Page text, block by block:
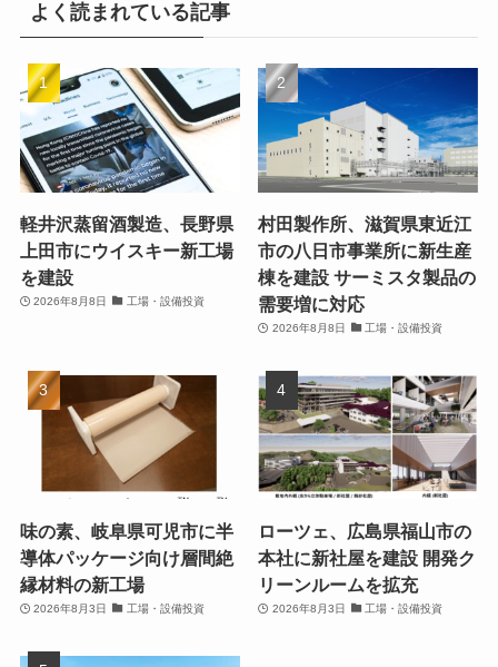
よく読まれている記事
軽井沢蒸留酒製造、長野県
上田市にウイスキー新工場
を建設
2026年8月8日 工場・設備投資
村田製作所、滋賀県東近江
市の八日市事業所に新生産
棟を建設 サーミスタ製品の
需要増に対応
2026年8月8日 工場・設備投資
味の素、岐阜県可児市に半
導体パッケージ向け層間絶
縁材料の新工場
2026年8月3日 工場・設備投資
ローツェ、広島県福山市の
本社に新社屋を建設 開発ク
リーンルームを拡充
2026年8月3日 工場・設備投資